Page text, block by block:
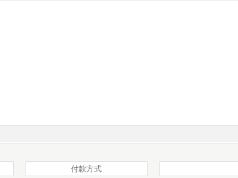
付款方式